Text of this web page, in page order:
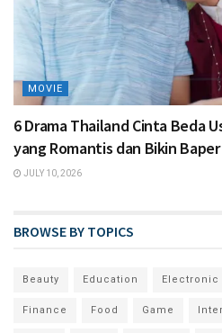
MOVIE
6 Drama Thailand Cinta Beda
yang Romantis dan Bikin Baper
JULY 10, 2026
BROWSE BY TOPICS
Beauty Education Electronic
Finance Food Game